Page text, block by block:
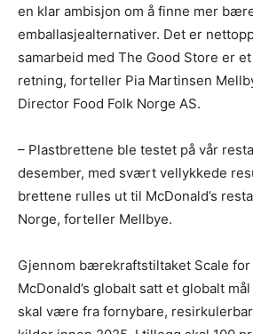
en klar ambisjon om å finne mer
emballasjealternativer. Det er
samarbeid med The Good Store er
retning, forteller Pia Martinsen
Director Food Folk Norge AS.
– Plastbrettene ble testet på vår
desember, med svært vellykkede
brettene rulles ut til McDonald’s
Norge, forteller Mellbye.
Gjennom bærekraftstiltaket Scale for
McDonald’s globalt satt et globalt
skal være fra fornybare,